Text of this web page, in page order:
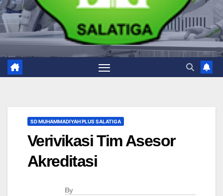
SD MUHAMMADIYAH PLUS SALATIGA
Verivikasi Tim Asesor
Akreditasi
By